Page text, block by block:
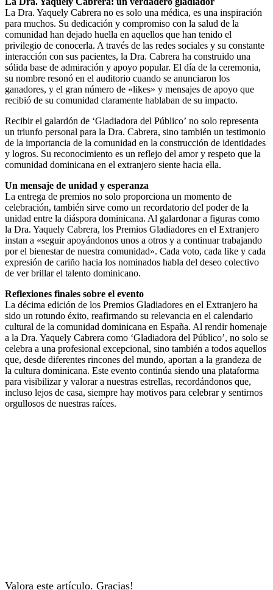
La Dra. Yaquely Cabrera no es solo una médica, es una inspiración
para muchos. Su dedicación y compromiso con la salud de la
comunidad han dejado huella en aquellos que han tenido el
privilegio de conocerla. A través de las redes sociales y su constante
interacción con sus pacientes, la Dra. Cabrera ha construido una
sólida base de admiración y apoyo popular. El día de la ceremonia,
su nombre resonó en el auditorio cuando se anunciaron los
ganadores, y el gran número de «likes» y mensajes de apoyo que
recibió de su comunidad claramente hablaban de su impacto.
Recibir el galardón de ‘Gladiadora del Público’ no solo representa
un triunfo personal para la Dra. Cabrera, sino también un testimonio
de la importancia de la comunidad en la construcción de identidades
y logros. Su reconocimiento es un reflejo del amor y respeto que la
comunidad dominicana en el extranjero siente hacia ella.
Un mensaje de unidad y esperanza
La entrega de premios no solo proporciona un momento de
celebración, también sirve como un recordatorio del poder de la
unidad entre la diáspora dominicana. Al galardonar a figuras como
la Dra. Yaquely Cabrera, los Premios Gladiadores en el Extranjero
instan a «seguir apoyándonos unos a otros y a continuar trabajando
por el bienestar de nuestra comunidad». Cada voto, cada like y cada
expresión de cariño hacia los nominados habla del deseo colectivo
de ver brillar el talento dominicano.
Reflexiones finales sobre el evento
La décima edición de los Premios Gladiadores en el Extranjero ha
sido un rotundo éxito, reafirmando su relevancia en el calendario
cultural de la comunidad dominicana en España. Al rendir homenaje
a la Dra. Yaquely Cabrera como ‘Gladiadora del Público’, no solo se
celebra a una profesional excepcional, sino también a todos aquellos
que, desde diferentes rincones del mundo, aportan a la grandeza de
la cultura dominicana. Este evento continúa siendo una plataforma
para visibilizar y valorar a nuestras estrellas, recordándonos que,
incluso lejos de casa, siempre hay motivos para celebrar y sentirnos
orgullosos de nuestras raíces.
Valora este artículo. Gracias!